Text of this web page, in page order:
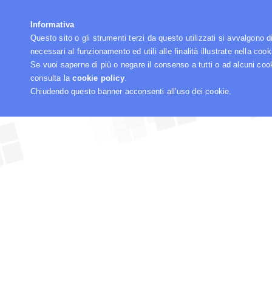
Informativa
Questo sito o gli strumenti terzi da questo utilizzati si avvalgono
necessari al funzionamento ed utili alle finalità illustrate nella
Se vuoi saperne di più o negare il consenso a tutti o ad alcuni
consulta lacookie policy.
Chiudendo questo banner acconsenti all'uso dei cookie.